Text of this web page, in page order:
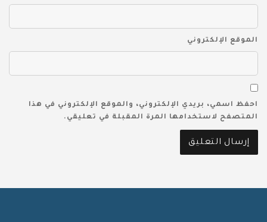
الموقع الإلكتروني
احفظ اسمي، بريدي الإلكتروني، والموقع الإلكتروني في هذا
المتصفح لاستخدامها المرة المقبلة في تعليقي.